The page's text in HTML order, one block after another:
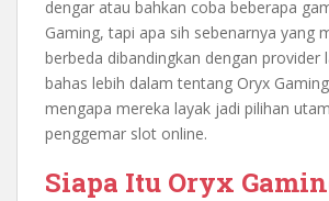
dengar atau bahkan coba beberapa
Gaming, tapi apa sih sebenarnya yang
berbeda dibandingkan dengan provider
bahas lebih dalam tentang Oryx
mengapa mereka layak jadi pilihan
penggemar slot online.
Siapa Itu Oryx